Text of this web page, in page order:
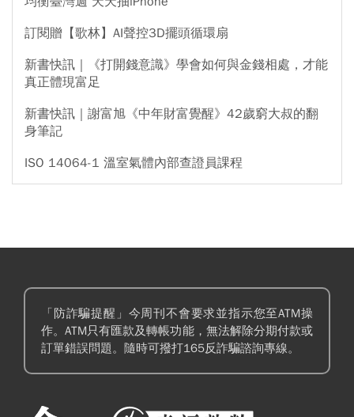
訂閱贈【歌林】AI聲控3D擺頭循環扇
新書快訊｜《打開錢意識》學會如何與金錢相處，才能
真正體現富足
新書快訊｜謝富旭《中年財富覺醒》42歲窮大叔的翻
身筆記
ISO 14064-1 溫室氣體內部查證員課程
「防詐騙提醒」今周刊不會要求並指示您至ATM操
作。ATM只有匯款及轉帳功能，無法解除分期付款或
訂單錯誤問題。隨時可撥打165反詐騙諮詢專線。